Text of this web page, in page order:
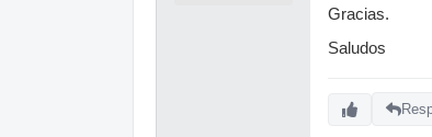
Gracias.
Saludos